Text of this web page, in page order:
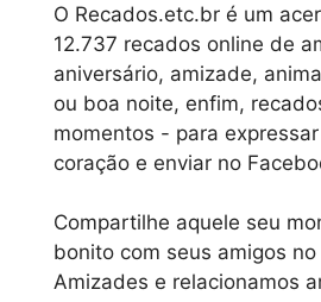
O Recados.etc.br é um
12.737 recados online de
aniversário, amizade,
ou boa noite, enfim,
momentos - para
coração e enviar no
Compartilhe aquele seu
bonito com seus amigos
Amizades e relacionamos